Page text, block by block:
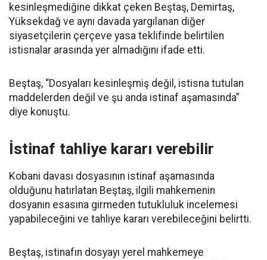
kesinleşmediğine dikkat çeken Beştaş, Demirtaş,
Yüksekdağ ve aynı davada yargılanan diğer
siyasetçilerin çerçeve yasa teklifinde belirtilen
istisnalar arasında yer almadığını ifade etti.
Beştaş, “Dosyaları kesinleşmiş değil, istisna tutulan
maddelerden değil ve şu anda istinaf aşamasında”
diye konuştu.
İstinaf tahliye kararı verebilir
Kobani davası dosyasının istinaf aşamasında
olduğunu hatırlatan Beştaş, ilgili mahkemenin
dosyanın esasına girmeden tutukluluk incelemesi
yapabileceğini ve tahliye kararı verebileceğini belirtti.
Beştaş, istinafın dosyayı yerel mahkemeye